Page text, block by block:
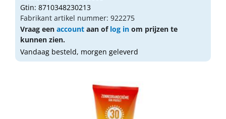
Gtin: 8710348230213
Fabrikant artikel nummer: 922275
Vraag een account aan of log in om prijzen te
kunnen zien.
Vandaag besteld, morgen geleverd